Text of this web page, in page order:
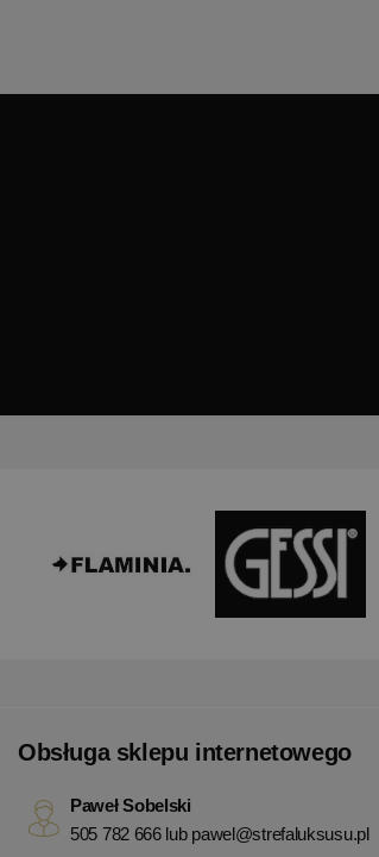
Obsługa sklepu internetowego
Paweł Sobelski
505 782 666 lub pawel@strefaluksusu.pl